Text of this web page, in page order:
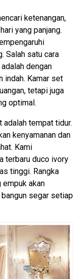
ketenangan,
yang panjang.
Salah satu cara
dengan
indah. Kamar set
tetapi juga
optimal.
adalah tempat tidur.
kenyamanan dan
Kami
terbaru duco ivory
tinggi. Rangka
empuk akan
segar setiap